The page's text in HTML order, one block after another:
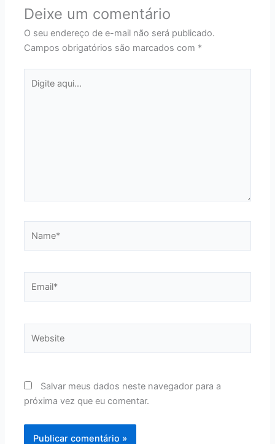
Deixe um comentário
O seu endereço de e-mail não será publicado.
Campos obrigatórios são marcados com *
aqui...
Salvar meus dados neste navegador para a
próxima vez que eu comentar.